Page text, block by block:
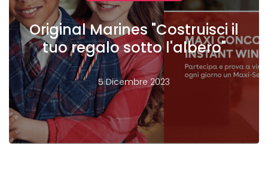
Original Marines "Costruisci il
tuo regalo sotto l'albero"
5 Dicembre 2023